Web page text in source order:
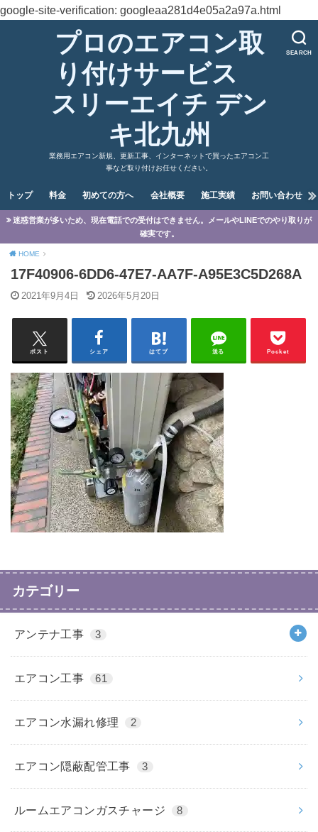
google-site-verification: googleaa281d4e05a2a97a.html
SEARCH
プロのエアコン取
り付けサービス
スリーエイチ デン
キ北九州
業務用エアコン新規、更新工事、インターネットで買ったエアコン工
事など取り付けお任せください。
トップ 料金 初めての方へ 会社概要 施工実績 お問い合わせ
迷惑営業が多いため、現在電話での受付はできません。メールやLINEでのやり取りが
確実です。
HOME
17F40906-6DD6-47E7-AA7F-A95E3C5D268A
2021年9月4日 2026年5月20日
ポスト シェア はてブ 送る Pocket
カテゴリー
アンテナ工事 3
エアコン工事 61
エアコン水漏れ修理 2
エアコン隠蔽配管工事 3
ルームエアコンガスチャージ 8